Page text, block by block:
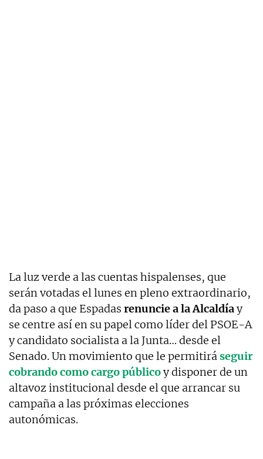
La luz verde a las cuentas hispalenses, que
serán votadas el lunes en pleno extraordinario,
da paso a que Espadas renuncie a la Alcaldíay
se centre así en su papel como líder del PSOE-A
y candidato socialista a la Junta… desde el
Senado. Un movimiento que le permitiráseguir
cobrando como cargo públicoy disponer de un
altavoz institucional desde el que arrancar su
campaña a las próximas elecciones
autonómicas.